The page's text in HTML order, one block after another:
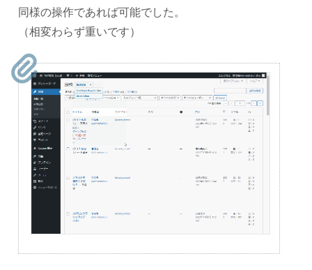
同様の操作であれば可能でした。
（相変わらず重いです）